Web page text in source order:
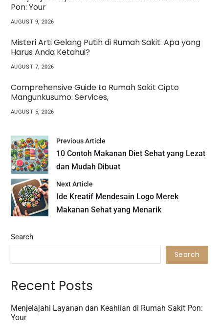
Pon: Your
AUGUST 9, 2026
Misteri Arti Gelang Putih di Rumah Sakit: Apa yang
Harus Anda Ketahui?
AUGUST 7, 2026
Comprehensive Guide to Rumah Sakit Cipto
Mangunkusumo: Services,
AUGUST 5, 2026
Previous Article
10 Contoh Makanan Diet Sehat yang Lezat
dan Mudah Dibuat
Next Article
Ide Kreatif Mendesain Logo Merek
Makanan Sehat yang Menarik
Search
Search
Recent Posts
Menjelajahi Layanan dan Keahlian di Rumah Sakit Pon:
Your